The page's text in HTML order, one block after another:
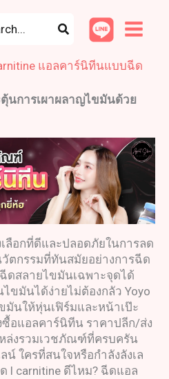
แอลคาร์นิทีนแบบฉีด
นการเผาผลาญไขมันด้วย
ลือกที่ดีและปลอดภัยในการลด
ตกรรมที่ทันสมัยอย่างการฉีด
ฉีดสลายไขมันเฉพาะจุดได้
ขมันได้ง่ายไม่ต้องกลัว Yoyo
มันให้หุ่นเฟิร์มและหน้าเป๊ะ
ซื้อแอลคาร์นิทีน ราคาปลีก/ส่ง
ล่งรวมเวชภัณฑ์ที่ครบครัน
ใครที่สนใจหรือกำลังลังเล
l carnitine ดีไหม? ฉีดแอล
2
p
o
u
c
t
s
1
r
d
u
c
t
s
p
r
d
c
t
s
p
d
c
t
s
0
r
d
u
c
t
s
1
o
u
c
t
s
o
c
t
s
p
d
c
t
s
p
o
u
c
t
s
6
p
o
u
c
t
s
p
r
d
c
t
s